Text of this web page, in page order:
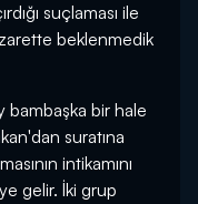
suçlaması ile
beklenmedik
bambaşka bir hale
suratına
intikamını
gelir. İki grup